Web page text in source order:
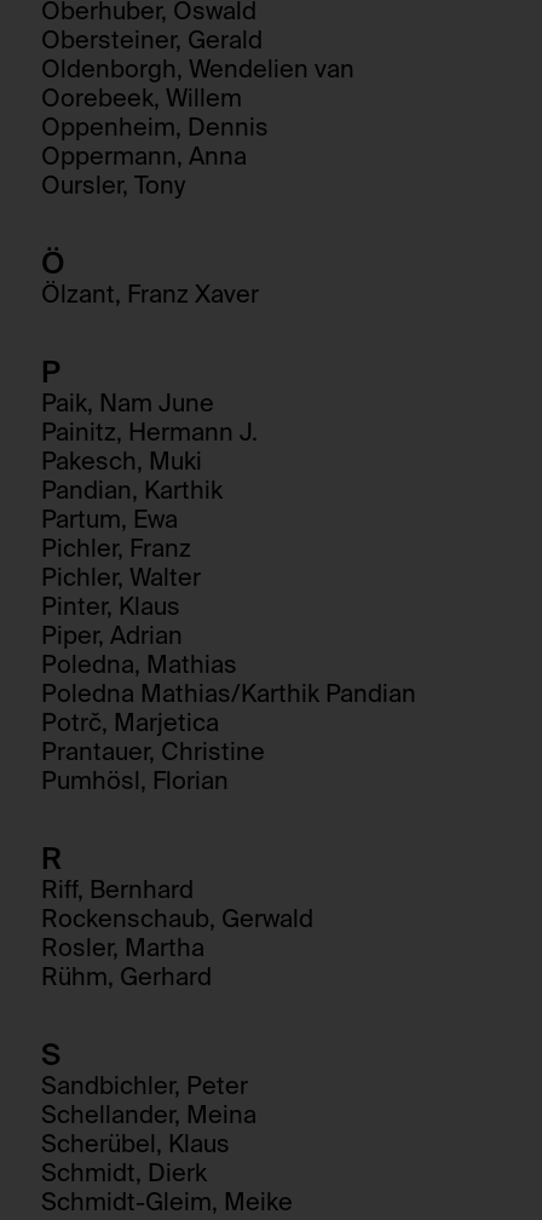
Oberhuber, Oswald
Obersteiner, Gerald
Oldenborgh, Wendelien van
Oorebeek, Willem
Oppenheim, Dennis
Oppermann, Anna
Oursler, Tony
Ö
Ölzant, Franz Xaver
P
Paik, Nam June
Painitz, Hermann J.
Pakesch, Muki
Pandian, Karthik
Partum, Ewa
Pichler, Franz
Pichler, Walter
Pinter, Klaus
Piper, Adrian
Poledna, Mathias
Poledna Mathias/Karthik Pandian
Potrč, Marjetica
Prantauer, Christine
Pumhösl, Florian
R
Riff, Bernhard
Rockenschaub, Gerwald
Rosler, Martha
Rühm, Gerhard
S
Sandbichler, Peter
Schellander, Meina
Scherübel, Klaus
Schmidt, Dierk
Schmidt-Gleim, Meike
Drittanbieter:
Nein
Domain:
foundation.generali.at
Speicherdauer:
Session
Drittanbieter:
Nein